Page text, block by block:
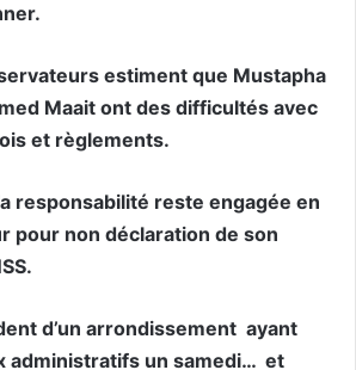
estiment que Mustapha
Maait ont des difficultés avec
et règlements.
responsabilité reste engagée en
pour non déclaration de son
d’un arrondissement ayant
administratifs un samedi… et